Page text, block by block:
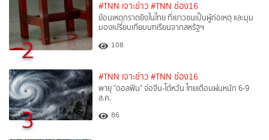
2
#TNN เจาะข่าว #TNN ช่อง16
ย้อนเหตุกราดยิงในไทย ที่เยาวชนเป็นผู้ก่อเหตุ และมุม
มองเปรียบเทียบบทเรียนจากสหรัฐฯ
108
3
#TNN เจาะข่าว #TNN ช่อง16
พายุ "ดอลฟิน" จ่อจีน-ไต้หวัน ไทยเตือนฝนหนัก 6-9
ส.ค.
86